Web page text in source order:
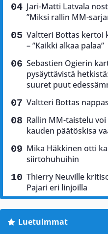
Jari-Matti Latvala
”Miksi rallin MM-
Valtteri Bottas kertoi
– ”Kaikki alkaa palaa”
Sebastien Ogierin
pysäyttävistä
suuret puut
Valtteri Bottas
Rallin MM-taistelu
kauden päätöskisa
Mika Häkkinen otti
siirtohuhuihin
Thierry Neuville
Pajari eri linjoilla
Luetuimmat